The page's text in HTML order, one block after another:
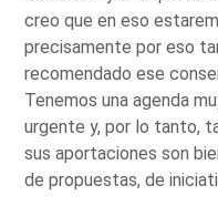
creo que en eso
precisamente por eso
recomendado ese
Tenemos una agenda
urgente y, por lo tanto,
sus aportaciones son
de propuestas, de